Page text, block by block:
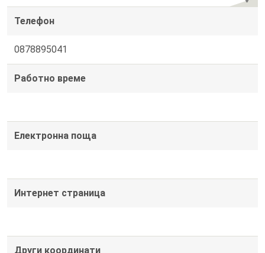
Телефон
0878895041
Работно време
Електронна поща
Интернет страница
Други координати